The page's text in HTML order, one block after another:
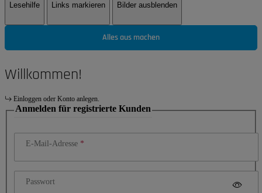
Lesehilfe Links markieren Bilder ausblenden
Alles aus machen
Willkommen!
Einloggen oder Konto anlegen.
Anmelden für registrierte Kunden
E-Mail-Adresse
Passwort